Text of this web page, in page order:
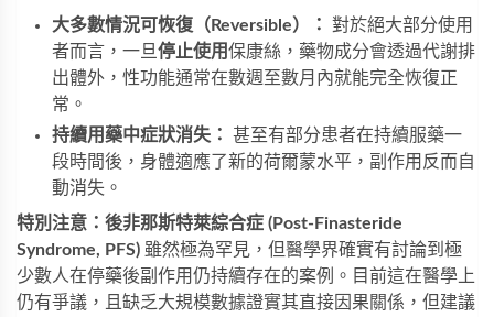
大多數情況可恢復（Reversible）：
對於絕大部分使用
者而言，一旦停止使用保康絲，藥物成分會透過代謝排
出體外，性功能通常在數週至數月內就能完全恢復正
常。
持續用藥中症狀消失：
甚至有部分患者在持續服藥一
段時間後，身體適應了新的荷爾蒙水平，副作用反而自
動消失。
特別注意：後非那斯特萊綜合症 (Post-Finasteride
Syndrome, PFS) 雖然極為罕見，但醫學界確實有討論到極
少數人在停藥後副作用仍持續存在的案例。目前這在醫學上
仍有爭議，且缺乏大規模數據證實其直接因果關係，但建議